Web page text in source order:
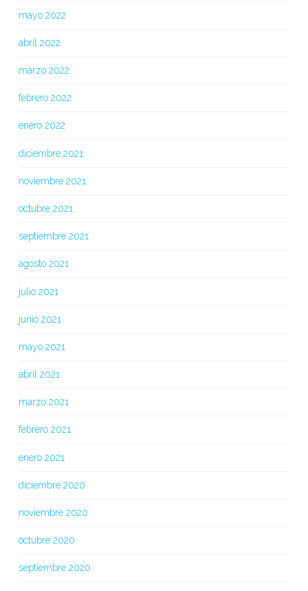
mayo 2022
abril 2022
marzo 2022
febrero 2022
enero 2022
diciembre 2021
noviembre 2021
octubre 2021
septiembre 2021
agosto 2021
julio 2021
junio 2021
mayo 2021
abril 2021
marzo 2021
febrero 2021
enero 2021
diciembre 2020
noviembre 2020
octubre 2020
septiembre 2020